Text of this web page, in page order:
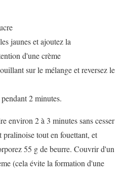
jaunes et ajoutez la
d'une crème
sur le mélange et reversez le
2 minutes.
environ 2 à 3 minutes sans cesser
tout en fouettant, et
55 g de beurre. Couvrir d'un
(cela évite la formation d'une